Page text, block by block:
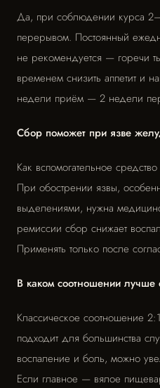
Да, при соблюдении курса
перерывом. Постоянный
не рекомендуется — горечи
временем снизить аппетит и
недели приём — 2 недели
Сбор поможет при язве
Как вспомогательное
При обострении язвы,
выделениями, нужна
ремиссии сбор снижает
Применять только после
В каком соотношении лучше
Классическое соотношение
подходит для большинства
воспаление и боль, можно
Если главное — вялое